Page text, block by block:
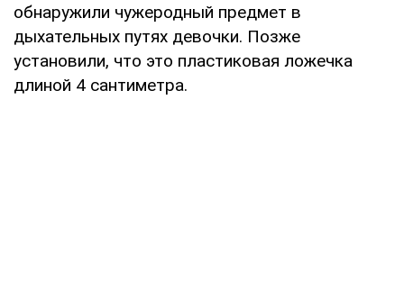
обнаружили чужеродный предмет в
дыхательных путях девочки. Позже
установили, что это пластиковая ложечка
длиной 4 сантиметра.